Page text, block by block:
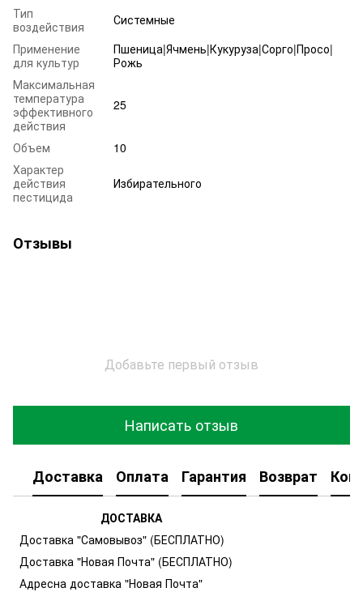
Тип
воздействия
Системные
Применение
для культур
Пшеница|Ячмень|Кукуруза|Сорго|Просо|
Рожь
Максимальная
температура
эффективного
действия
25
Объем
10
Характер
действия
пестицида
Избирательного
Отзывы
Добавьте первый отзыв
Написать отзыв
Доставка Оплата Гарантия Возврат
ДОСТАВКА
Доставка "Самовывоз" (БЕСПЛАТНО)
Доставка "Новая Почта" (БЕСПЛАТНО)
Адресна доставка "Новая Почта"